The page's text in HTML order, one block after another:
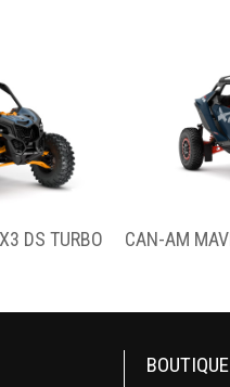
CAN-AM MAVERICK R XRS SMART-SHOX
BOUTIQUE